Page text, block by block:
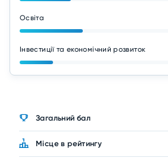
Освіта
Інвестиції та економічний розвиток
Загальний бал
Місце в рейтингу